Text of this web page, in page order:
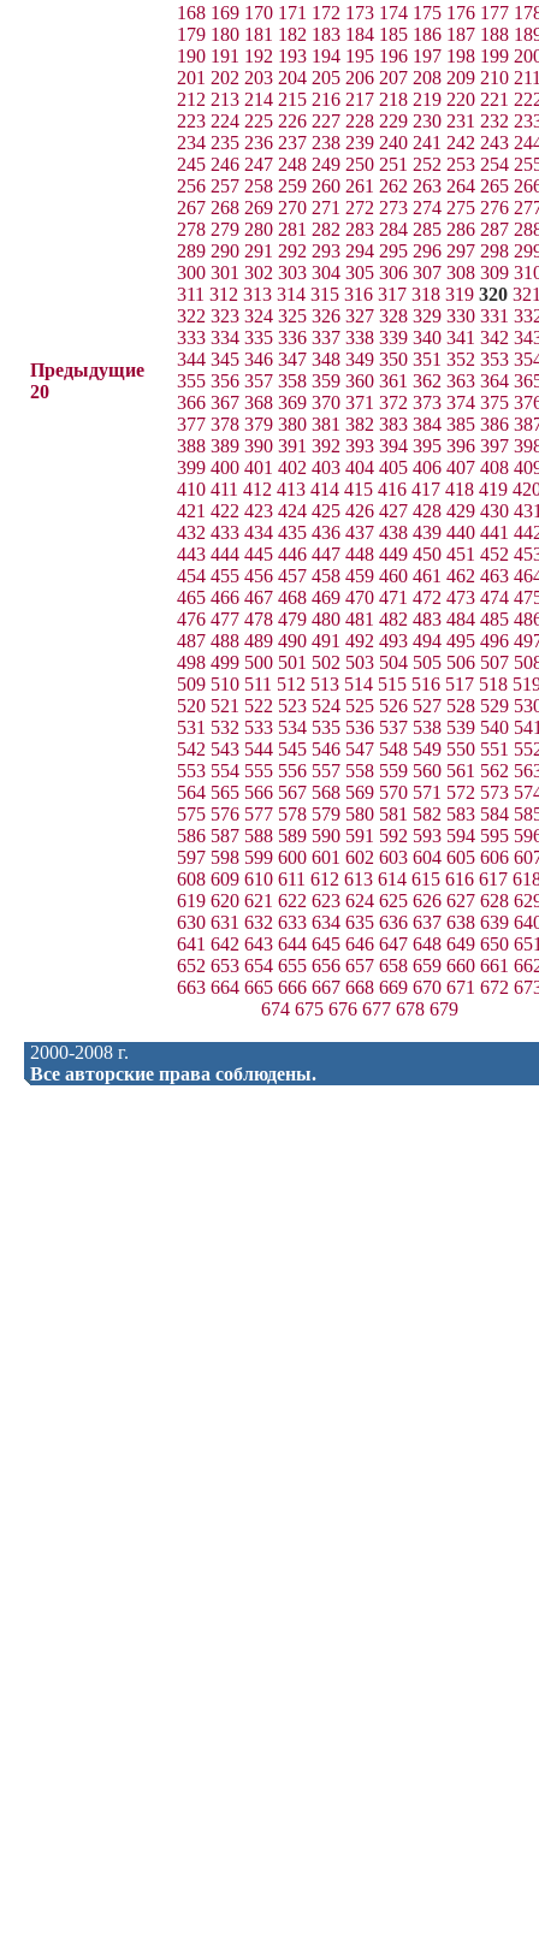
Предыдущие
20
168 169 170 171 172 173 174 175 176 177
179 180 181 182 183 184 185 186 187 188
190 191 192 193 194 195 196 197 198 199
201 202 203 204 205 206 207 208 209 210
212 213 214 215 216 217 218 219 220 221
223 224 225 226 227 228 229 230 231 232
234 235 236 237 238 239 240 241 242 243
245 246 247 248 249 250 251 252 253 254
256 257 258 259 260 261 262 263 264 265
267 268 269 270 271 272 273 274 275 276
278 279 280 281 282 283 284 285 286 287
289 290 291 292 293 294 295 296 297 298
300 301 302 303 304 305 306 307 308 309
311 312 313 314 315 316 317 318 319 320
322 323 324 325 326 327 328 329 330 331
333 334 335 336 337 338 339 340 341 342
344 345 346 347 348 349 350 351 352 353
355 356 357 358 359 360 361 362 363 364
366 367 368 369 370 371 372 373 374 375
377 378 379 380 381 382 383 384 385 386
388 389 390 391 392 393 394 395 396 397
399 400 401 402 403 404 405 406 407 408
410 411 412 413 414 415 416 417 418 419
421 422 423 424 425 426 427 428 429 430
432 433 434 435 436 437 438 439 440 441
443 444 445 446 447 448 449 450 451 452
454 455 456 457 458 459 460 461 462 463
465 466 467 468 469 470 471 472 473 474
476 477 478 479 480 481 482 483 484 485
487 488 489 490 491 492 493 494 495 496
498 499 500 501 502 503 504 505 506 507
509 510 511 512 513 514 515 516 517 518
520 521 522 523 524 525 526 527 528 529
531 532 533 534 535 536 537 538 539 540
542 543 544 545 546 547 548 549 550 551
553 554 555 556 557 558 559 560 561 562
564 565 566 567 568 569 570 571 572 573
575 576 577 578 579 580 581 582 583 584
586 587 588 589 590 591 592 593 594 595
597 598 599 600 601 602 603 604 605 606
608 609 610 611 612 613 614 615 616 617
619 620 621 622 623 624 625 626 627 628
630 631 632 633 634 635 636 637 638 639
641 642 643 644 645 646 647 648 649 650
652 653 654 655 656 657 658 659 660 661
663 664 665 666 667 668 669 670 671 672
674 675 676 677 678 679
2000-2008 г.
Все авторские права соблюдены.